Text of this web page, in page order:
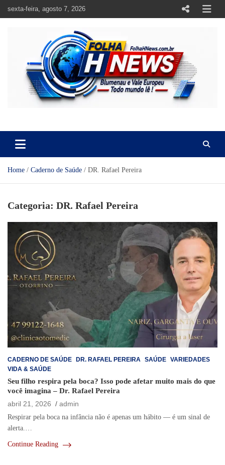
sexta-feira, agosto 7, 2026
Home Caderno de Saúde DR. Rafael Pereira
Categoria: DR. Rafael Pereira
CADERNO DE SAÚDE DR. RAFAEL PEREIRA SAÚDE VARIEDADES
VIDA & SAÚDE
Seu filho respira pela boca? Isso pode afetar muito mais do que
você imagina – Dr. Rafael Pereira
abril 21, 2026
admin
Respirar pela boca na infância não é apenas um hábito — é um sinal de
alerta.…
Continue Reading